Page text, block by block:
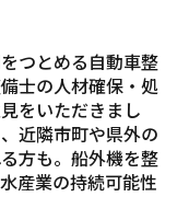
つとめる自動車整
士の人材確保・処
をいただきまし
近隣市町や県外の
方も。船外機を整
産業の持続可能性